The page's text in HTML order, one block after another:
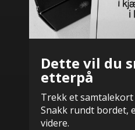
Dette vil du
etterpå
Trekk et
Snakk rundt bordet,
videre.